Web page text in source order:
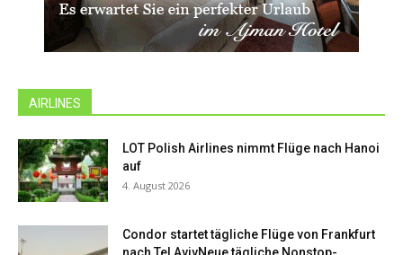
AIRLINES
LOT Polish Airlines nimmt Flüge nach Hanoi
auf
4. August 2026
Condor startet tägliche Flüge von Frankfurt
nach Tel AvivNeue tägliche Nonstop-